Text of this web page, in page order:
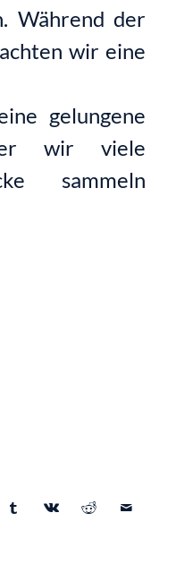
Während der
wir eine
gelungene
wir viele
sammeln